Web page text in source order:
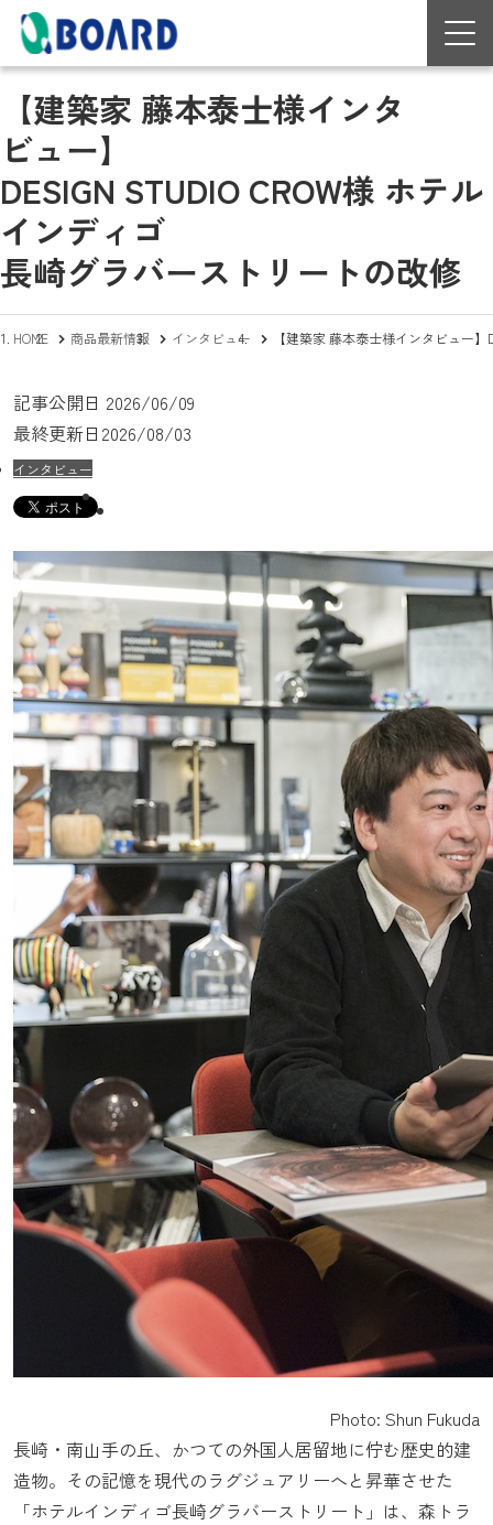
【建築家 藤本泰士様インタ
ビュー】
DESIGN STUDIO CROW様 ホテル
インディゴ
長崎グラバーストリートの改修
HOME 商品最新情報 インタビュー 【建築家 藤本泰士様インタビュー
記事公開日 2026/06/09
最終更新日 2026/08/03
インタビュー
Photo: Shun Fukuda
長崎・南山手の丘、かつての外国人居留地に佇む歴史的建
造物。その記憶を現代のラグジュアリーへと昇華させた
「ホテルインディゴ長崎グラバーストリート」は、森トラ